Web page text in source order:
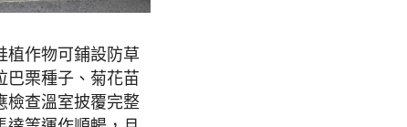
植作物可鋪設防草
巴栗種子、菊花苗
檢查溫室披覆完整